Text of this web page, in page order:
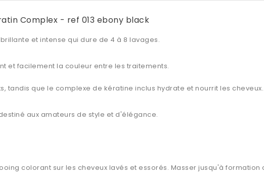
Complex - ref 013 ebony black
et intense qui dure de 4 à 8 lavages.
et facilement la couleur entre les traitements.
tandis que le complexe de kératine inclus hydrate et nourrit les cheveux.
aux amateurs de style et d'élégance.
colorant sur les cheveux lavés et essorés. Masser jusqu'à formation